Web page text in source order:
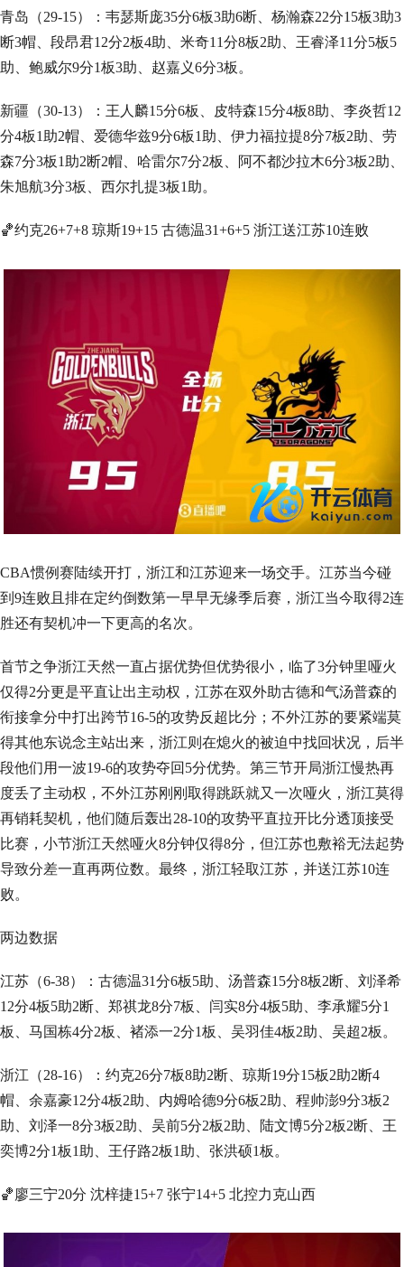
青岛（29-15）：韦瑟斯庞35分6板3助6断、杨瀚森22分15板3助3
断3帽、段昂君12分2板4助、米奇11分8板2助、王睿泽11分5板5
助、鲍威尔9分1板3助、赵嘉义6分3板。
新疆（30-13）：王人麟15分6板、皮特森15分4板8助、李炎哲12
分4板1助2帽、爱德华兹9分6板1助、伊力福拉提8分7板2助、劳
森7分3板1助2断2帽、哈雷尔7分2板、阿不都沙拉木6分3板2助、
朱旭航3分3板、西尔扎提3板1助。
🏀约克26+7+8 琼斯19+15 古德温31+6+5 浙江送江苏10连败
CBA惯例赛陆续开打，浙江和江苏迎来一场交手。江苏当今碰
到9连败且排在定约倒数第一早早无缘季后赛，浙江当今取得2连
胜还有契机冲一下更高的名次。
首节之争浙江天然一直占据优势但优势很小，临了3分钟里哑火
仅得2分更是平直让出主动权，江苏在双外助古德和气汤普森的
衔接拿分中打出跨节16-5的攻势反超比分；不外江苏的要紧端莫
得其他东说念主站出来，浙江则在熄火的被迫中找回状况，后半
段他们用一波19-6的攻势夺回5分优势。第三节开局浙江慢热再
度丢了主动权，不外江苏刚刚取得跳跃就又一次哑火，浙江莫得
再销耗契机，他们随后轰出28-10的攻势平直拉开比分透顶接受
比赛，小节浙江天然哑火8分钟仅得8分，但江苏也敷裕无法起势
导致分差一直再两位数。最终，浙江轻取江苏，并送江苏10连
败。
两边数据
江苏（6-38）：古德温31分6板5助、汤普森15分8板2断、刘泽希
12分4板5助2断、郑祺龙8分7板、闫实8分4板5助、李承耀5分1
板、马国栋4分2板、褚添一2分1板、吴羽佳4板2助、吴超2板。
浙江（28-16）：约克26分7板8助2断、琼斯19分15板2助2断4
帽、余嘉豪12分4板2助、内姆哈德9分6板2助、程帅澎9分3板2
助、刘泽一8分3板2助、吴前5分2板2助、陆文博5分2板2断、王
奕博2分1板1助、王仔路2板1助、张洪硕1板。
🏀廖三宁20分 沈梓捷15+7 张宁14+5 北控力克山西